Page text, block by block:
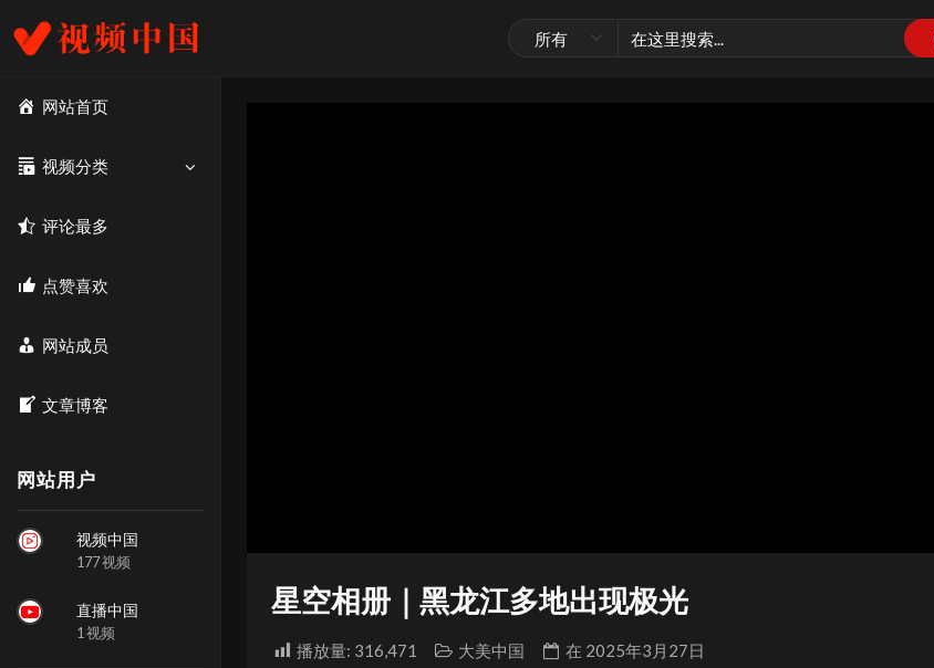
网站首页
视频分类
评论最多
点赞喜欢
网站成员
文章博客
网站用户
视频中国
177 视频
直播中国
1 视频
星空相册｜黑龙江多地出现极光
播放量: 316,471 大美中国 在 2025年3月27日